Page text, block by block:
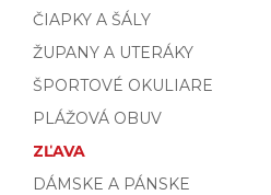
ČIAPKY A ŠÁLY
ŽUPANY A UTERÁKY
ŠPORTOVÉ OKULIARE
PLÁŽOVÁ OBUV
ZĽAVA
DÁMSKE A PÁNSKE